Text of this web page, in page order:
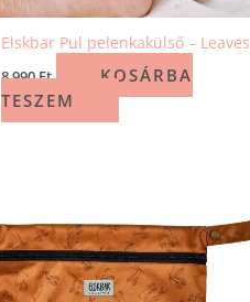
Elskbar Pul pelenkakülső – Leaves
8 990Ft
KOSÁRBA
TESZEM